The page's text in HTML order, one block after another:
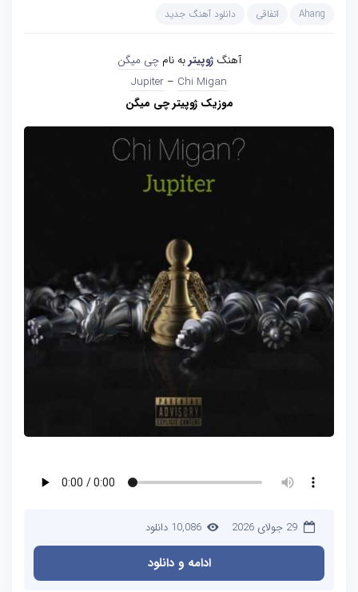
Ahang اتفاقی دانلود آهنگ جدید
آهنگژوپیتربه نامچی میگن
Jupiter – Chi Migan
موزیک ژوپیتر چی میگن
29 جولای 2026 10,086 دانلود
ادامه و دانلود